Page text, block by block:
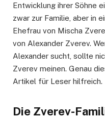
Entwicklung ihrer Söhne
zwar zur Familie, aber in
Ehefrau von Mischa
von Alexander Zverev.
Alexander sucht, sollte
Zverev meinen. Genau
Artikel für Leser hilfreich.
Die Zverev-